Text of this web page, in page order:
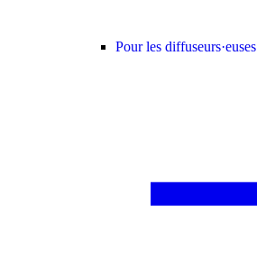
Pour les diffuseurs·euses